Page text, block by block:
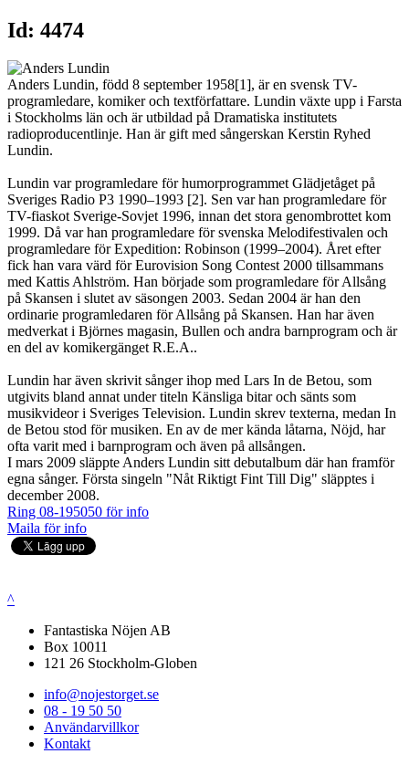
Id: 4474
Anders Lundin, född 8 september 1958[1], är en svensk TV-
programledare, komiker och textförfattare. Lundin växte upp i Farsta
i Stockholms län och är utbildad på Dramatiska institutets
radioproducentlinje. Han är gift med sångerskan Kerstin Ryhed
Lundin.
Lundin var programledare för humorprogrammet Glädjetåget på
Sveriges Radio P3 1990–1993 [2]. Sen var han programledare för
TV-fiaskot Sverige-Sovjet 1996, innan det stora genombrottet kom
1999. Då var han programledare för svenska Melodifestivalen och
programledare för Expedition: Robinson (1999–2004). Året efter
fick han vara värd för Eurovision Song Contest 2000 tillsammans
med Kattis Ahlström. Han började som programledare för Allsång
på Skansen i slutet av säsongen 2003. Sedan 2004 är han den
ordinarie programledaren för Allsång på Skansen. Han har även
medverkat i Björnes magasin, Bullen och andra barnprogram och är
en del av komikergänget R.E.A..
Lundin har även skrivit sånger ihop med Lars In de Betou, som
utgivits bland annat under titeln Känsliga bitar och sänts som
musikvideor i Sveriges Television. Lundin skrev texterna, medan In
de Betou stod för musiken. En av de mer kända låtarna, Nöjd, har
ofta varit med i barnprogram och även på allsången.
I mars 2009 släppte Anders Lundin sitt debutalbum där han framför
egna sånger. Första singeln "Nåt Riktigt Fint Till Dig" släpptes i
december 2008.
Ring 08-195050 för info
Maila för info
^
Fantastiska Nöjen AB
Box 10011
121 26 Stockholm-Globen
info@nojestorget.se
08 - 19 50 50
Användarvillkor
Kontakt